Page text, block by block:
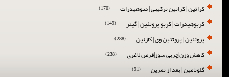
کراتین | کراتین ترکیبی | منوهیدرات (170)
کربوهیدرات | کربو پروتئین | گینر (149)
پروتئین | پروتئین وی | کازئین (288)
کاهش وزن|چربی سوز|قرص لاغری (238)
گلوتامین | بعد از تمرین (91)